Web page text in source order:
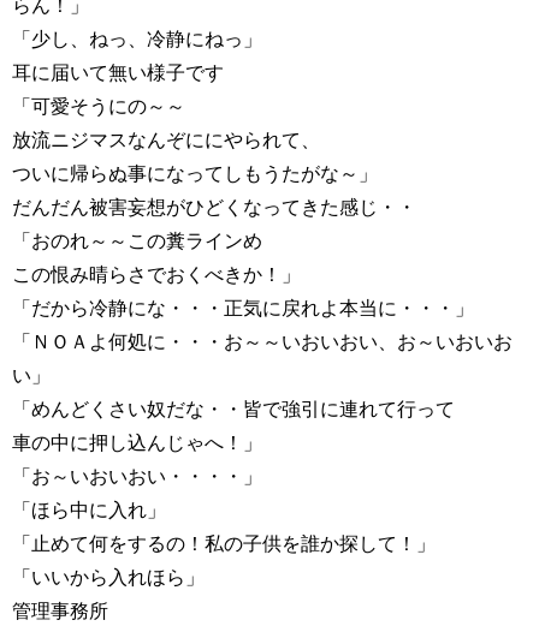
らん！」
「少し、ねっ、冷静にねっ」
耳に届いて無い様子です
「可愛そうにの～～
放流ニジマスなんぞににやられて、
ついに帰らぬ事になってしもうたがな～」
だんだん被害妄想がひどくなってきた感じ・・
「おのれ～～この糞ラインめ
この恨み晴らさでおくべきか！」
「だから冷静にな・・・正気に戻れよ本当に・・・」
「ＮＯＡよ何処に・・・お～～いおいおい、お～いおいお
い」
「めんどくさい奴だな・・皆で強引に連れて行って
車の中に押し込んじゃへ！」
「お～いおいおい・・・・」
「ほら中に入れ」
「止めて何をするの！私の子供を誰か探して！」
「いいから入れほら」
管理事務所